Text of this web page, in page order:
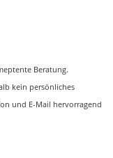
Beratung.
kein persönliches
und E-Mail hervorragend